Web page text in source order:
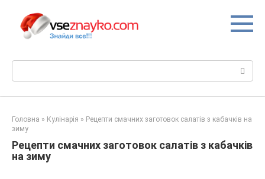
вмісту
Головна » Кулінарія » Рецепти смачних заготовок салатів з кабачків на
зиму
Рецепти смачних заготовок салатів з кабачків
на зиму